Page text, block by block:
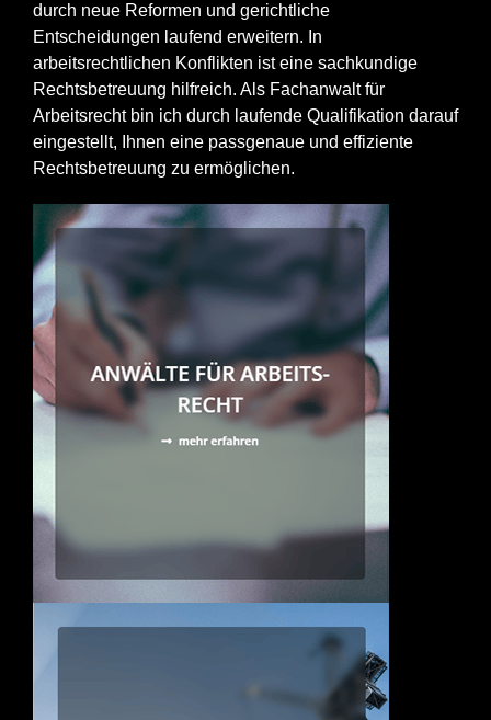
durch neue Reformen und gerichtliche
Entscheidungen laufend erweitern. In
arbeitsrechtlichen Konflikten ist eine sachkundige
Rechtsbetreuung hilfreich. Als Fachanwalt für
Arbeitsrecht bin ich durch laufende Qualifikation darauf
eingestellt, Ihnen eine passgenaue und effiziente
Rechtsbetreuung zu ermöglichen.